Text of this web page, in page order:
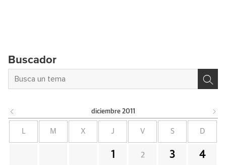
Buscador
diciembre 2011
L M X J V S D
1 2 3 4